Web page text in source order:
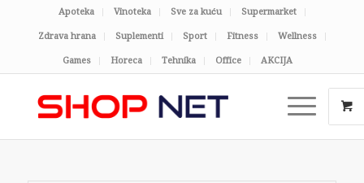
Apoteka Vinoteka Sve za kuću Supermarket
Zdrava hrana Suplementi Sport Fitness Wellness
Games Horeca Tehnika Office AKCIJA